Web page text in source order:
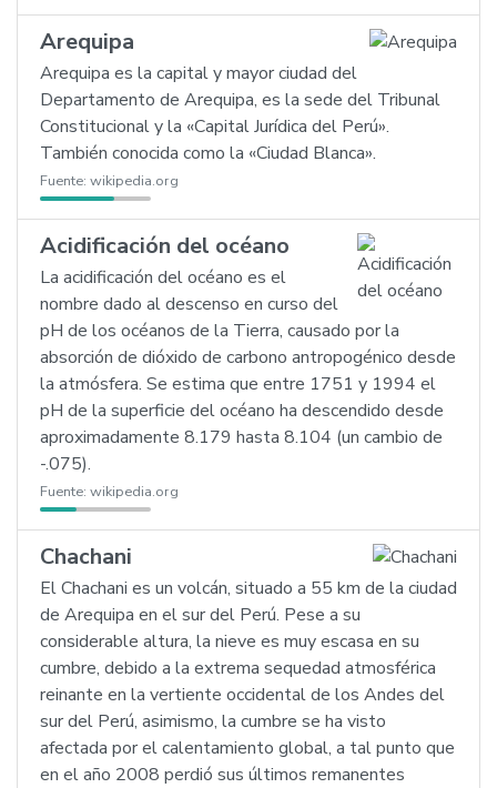
Arequipa
Arequipa es la capital y mayor ciudad del
Departamento de Arequipa, es la sede del Tribunal
Constitucional y la «Capital Jurídica del Perú».
También conocida como la «Ciudad Blanca».
Fuente: wikipedia.org
Acidificación del océano
La acidificación del océano es el
nombre dado al descenso en curso del
pH de los océanos de la Tierra, causado por la
absorción de dióxido de carbono antropogénico desde
la atmósfera. Se estima que entre 1751 y 1994 el
pH de la superficie del océano ha descendido desde
aproximadamente 8.179 hasta 8.104 (un cambio de
-.075).
Fuente: wikipedia.org
Chachani
El Chachani es un volcán, situado a 55 km de la ciudad
de Arequipa en el sur del Perú. Pese a su
considerable altura, la nieve es muy escasa en su
cumbre, debido a la extrema sequedad atmosférica
reinante en la vertiente occidental de los Andes del
sur del Perú, asimismo, la cumbre se ha visto
afectada por el calentamiento global, a tal punto que
en el año 2008 perdió sus últimos remanentes